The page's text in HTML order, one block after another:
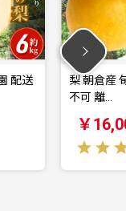
配送
梨 朝倉産
不可 離…
￥